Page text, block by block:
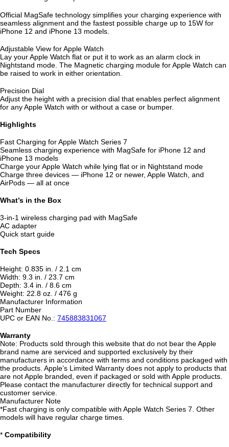
Official MagSafe technology simplifies your charging experience with
seamless alignment and the fastest possible charge up to 15W for
iPhone 12 and iPhone 13 models.
Adjustable View for Apple Watch
Lay your Apple Watch flat or put it to work as an alarm clock in
Nightstand mode. The Magnetic charging module for Apple Watch can
be raised to work in either orientation.
Precision Dial
Adjust the height with a precision dial that enables perfect alignment
for any Apple Watch with or without a case or bumper.
Highlights
Fast Charging for Apple Watch Series 7
Seamless charging experience with MagSafe for iPhone 12 and
iPhone 13 models
Charge your Apple Watch while lying flat or in Nightstand mode
Charge three devices — iPhone 12 or newer, Apple Watch, and
AirPods — all at once
What’s in the Box
3-in-1 wireless charging pad with MagSafe
AC adapter
Quick start guide
Tech Specs
Height: 0.835 in. / 2.1 cm
Width: 9.3 in. / 23.7 cm
Depth: 3.4 in. / 8.6 cm
Weight: 22.8 oz. / 476 g
Manufacturer Information
Part Number
UPC or EAN No.: 745883831067
Warranty
Note: Products sold through this website that do not bear the Apple
brand name are serviced and supported exclusively by their
manufacturers in accordance with terms and conditions packaged with
the products. Apple’s Limited Warranty does not apply to products that
are not Apple branded, even if packaged or sold with Apple products.
Please contact the manufacturer directly for technical support and
customer service.
Manufacturer Note
*Fast charging is only compatible with Apple Watch Series 7. Other
models will have regular charge times.
* Compatibility